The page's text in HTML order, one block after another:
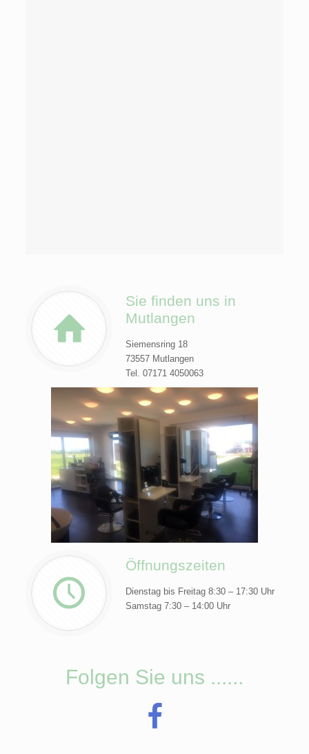
Sie finden uns in
Mutlangen
Siemensring 18
73557 Mutlangen
Tel. 07171 4050063
Öffnungszeiten
Dienstag bis Freitag 8:30 – 17:30 Uhr
Samstag 7:30 – 14:00 Uhr
Folgen Sie uns ......